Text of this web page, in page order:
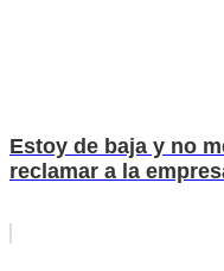
Estoy de baja y no
reclamar a la